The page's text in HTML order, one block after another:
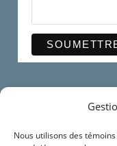
Nous utilisons des
Me suivre sur AllTrails